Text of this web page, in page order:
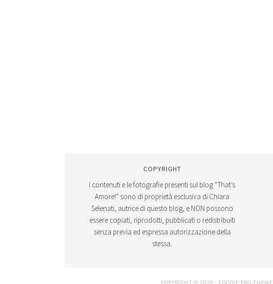
COPYRIGHT
I contenuti e le fotografie presenti sul blog “That’s
Amore!” sono di proprietà esclusiva di Chiara
Selenati, autrice di questo blog, e NON possono
essere copiati, riprodotti, pubblicati o redistribuiti
senza previa ed espressa autorizzazione della
stessa.
COPYRIGHT © 2026 · FOODIE PRO THEME